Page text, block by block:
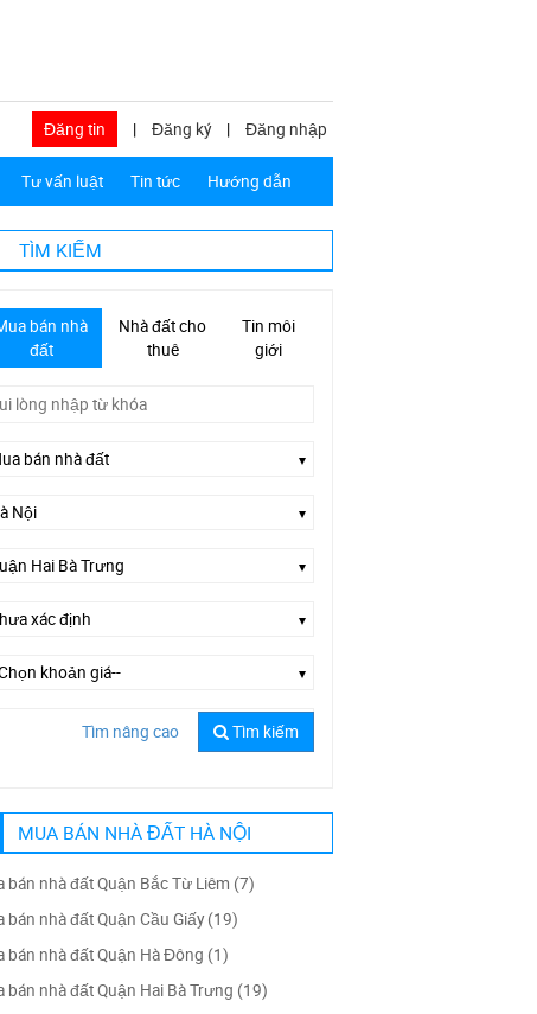
Đăng tin | Đăng ký | Đăng nhập
Tư vấn luật Tin tức Hướng dẫn
TÌM KIẾM
bán nhà
đất
Nhà đất cho
thuê
Tin môi
giới
Tìm nâng cao Tìm kiếm
MUA BÁN NHÀ ĐẤT HÀ NỘI
bán nhà đất Quận Bắc Từ Liêm (7)
bán nhà đất Quận Cầu Giấy (19)
bán nhà đất Quận Hà Đông (1)
bán nhà đất Quận Hai Bà Trưng (19)